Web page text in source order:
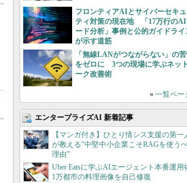
フロンティアAIとサイバーセキュ
ティ対策の現在地 「17万行のAI
ード分析」事例と公的ガイドライ
が示す道筋
「無線LANがつながらない」の
をゼロに 3つの現場に学ぶネッ
ーク改善術
» 一覧ペー
エンタープライズAI 新着記事
【マンガ付き】ひとり情シス支援の第一
が教える”中堅中小企業こそRAGを使う
理由”
Uber Eatsに学ぶAIエージェント本番運
1万都市の料理画像を自己修復